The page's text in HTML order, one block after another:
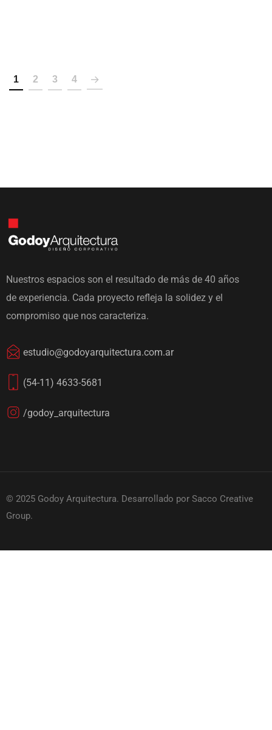
1 2 3 4
Nuestros espacios son el resultado de más de 40 años
de experiencia. Cada proyecto refleja la solidez y el
compromiso que nos caracteriza.
estudio@godoyarquitectura.com.ar
(54-11) 4633-5681
/godoy_arquitectura
© 2025 Godoy Arquitectura. Desarrollado por Sacco Creative
Group.